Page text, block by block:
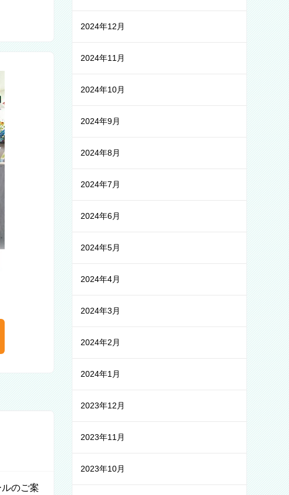
のご案
2024年12月
2024年11月
2024年10月
2024年9月
2024年8月
2024年7月
2024年6月
2024年5月
2024年4月
2024年3月
2024年2月
2024年1月
2023年12月
2023年11月
2023年10月